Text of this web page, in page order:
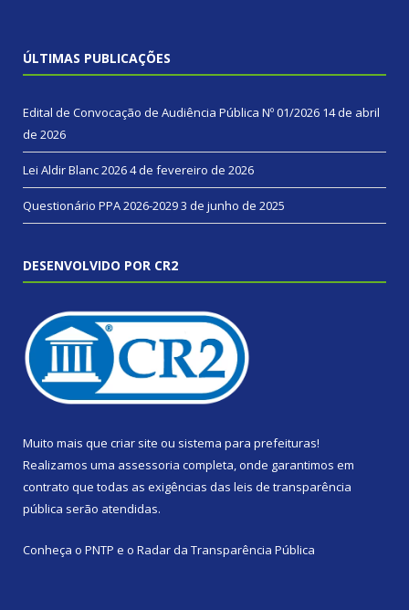
ÚLTIMAS PUBLICAÇÕES
Edital de Convocação de Audiência Pública Nº 01/2026 14 de abril
de 2026
Lei Aldir Blanc 20264 de fevereiro de 2026
Questionário PPA 2026-20293 de junho de 2025
DESENVOLVIDO POR CR2
Muito mais que criar site ou sistema para prefeituras!
Realizamos uma assessoria completa, onde garantimos em
contrato que todas as exigências das leis de transparência
pública serão atendidas.
Conheça o PNTP e o Radar da Transparência Pública